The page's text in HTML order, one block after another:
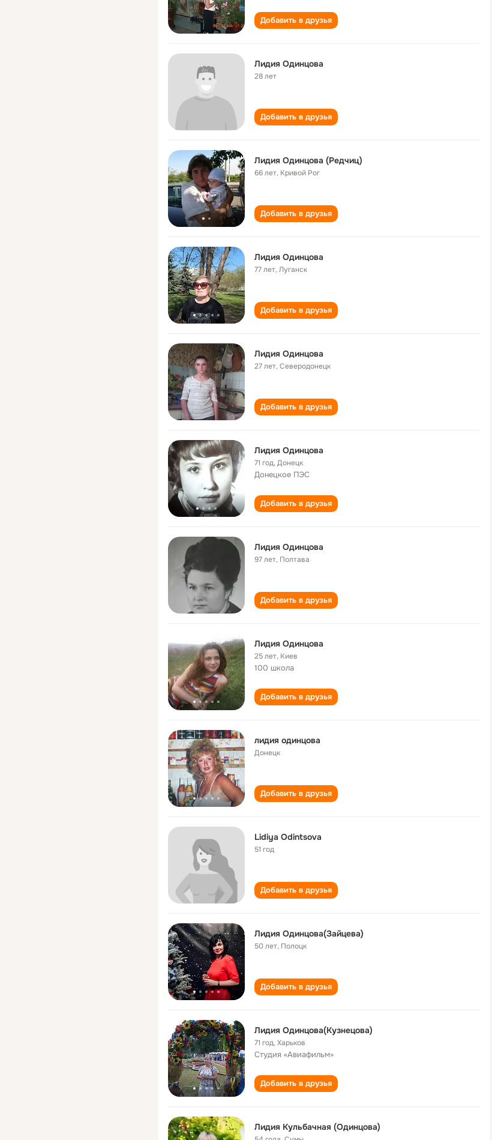
Добавить в друзья
Лидия Одинцова
28 лет
Добавить в друзья
Лидия Одинцова (Редчиц)
66 лет, Кривой Рог
Добавить в друзья
Лидия Одинцова
77 лет,Луганск
Добавить в друзья
Лидия Одинцова
27 лет,Северодонецк
Добавить в друзья
Лидия Одинцова
71 год,Донецк
Донецкое ПЭС
Добавить в друзья
Лидия Одинцова
97 лет, Полтава
Добавить в друзья
Лидия Одинцова
25 лет, Киев
100 школа
Добавить в друзья
лидия одинцова
Донецк
Добавить в друзья
Lidiya Odintsova
51 год
Добавить в друзья
Лидия Одинцова(Зайцева)
50 лет, Полоцк
Добавить в друзья
Лидия Одинцова(Кузнецова)
71 год,Харьков
Студия «Авиафильм»
Добавить в друзья
Лидия Кульбачная (Одинцова)